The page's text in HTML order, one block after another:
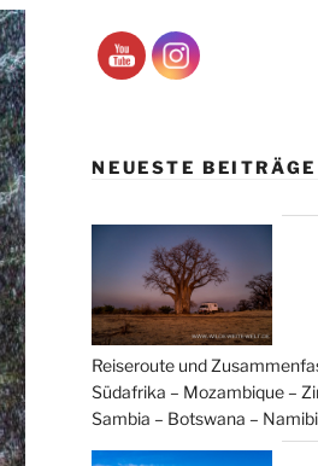
NEUESTE BEITRÄGE
Reiseroute und
Südafrika – Mozambique –
Sambia – Botswana –